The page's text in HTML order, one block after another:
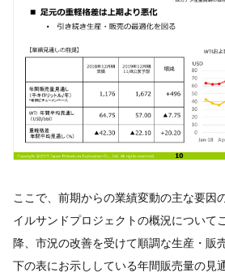
ここで、前期からの業績変動の主な要因
イルサンドプロジェクトの概況について
降、市況の改善を受けて順調な生産・販
下の表にお示ししている年間販売量の見